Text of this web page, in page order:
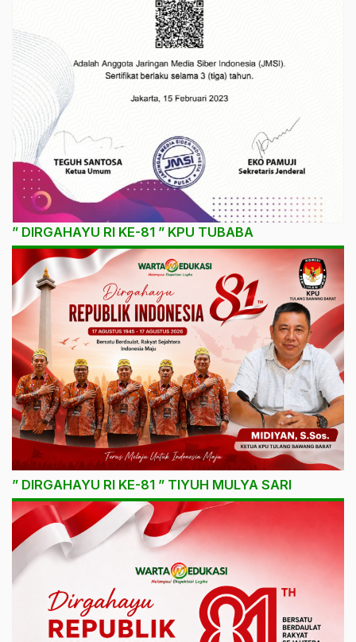
” DIRGAHAYU RI KE-81 ” KPU TUBABA
” DIRGAHAYU RI KE-81 ” TIYUH MULYA SARI